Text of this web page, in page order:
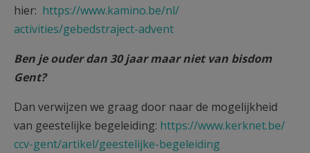
hier: https://www.kamino.be/nl/
activities/gebedstraject-advent
Ben je ouder dan 30 jaar maar niet van bisdom
Gent?
Dan verwijzen we graag door naar de mogelijkheid
van geestelijke begeleiding: https://www.kerknet.be/
ccv-gent/artikel/geestelijke-begeleiding